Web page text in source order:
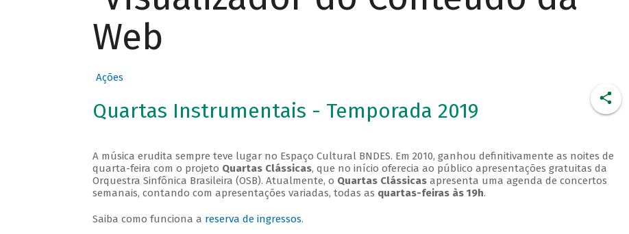
Web
Ações
Quartas Instrumentais - Temporada 2019
A música erudita sempre teve lugar no Espaço Cultural BNDES. Em 2010, ganhou definitivamente as noites de
quarta-feira com o projeto Quartas Clássicas, que no início oferecia ao público apresentações gratuitas da
Orquestra Sinfônica Brasileira (OSB). Atualmente, o Quartas Clássicasapresenta uma agenda de concertos
semanais, contando com apresentações variadas, todas as quartas-feiras às 19h.
Saiba como funciona a reserva de ingressos.